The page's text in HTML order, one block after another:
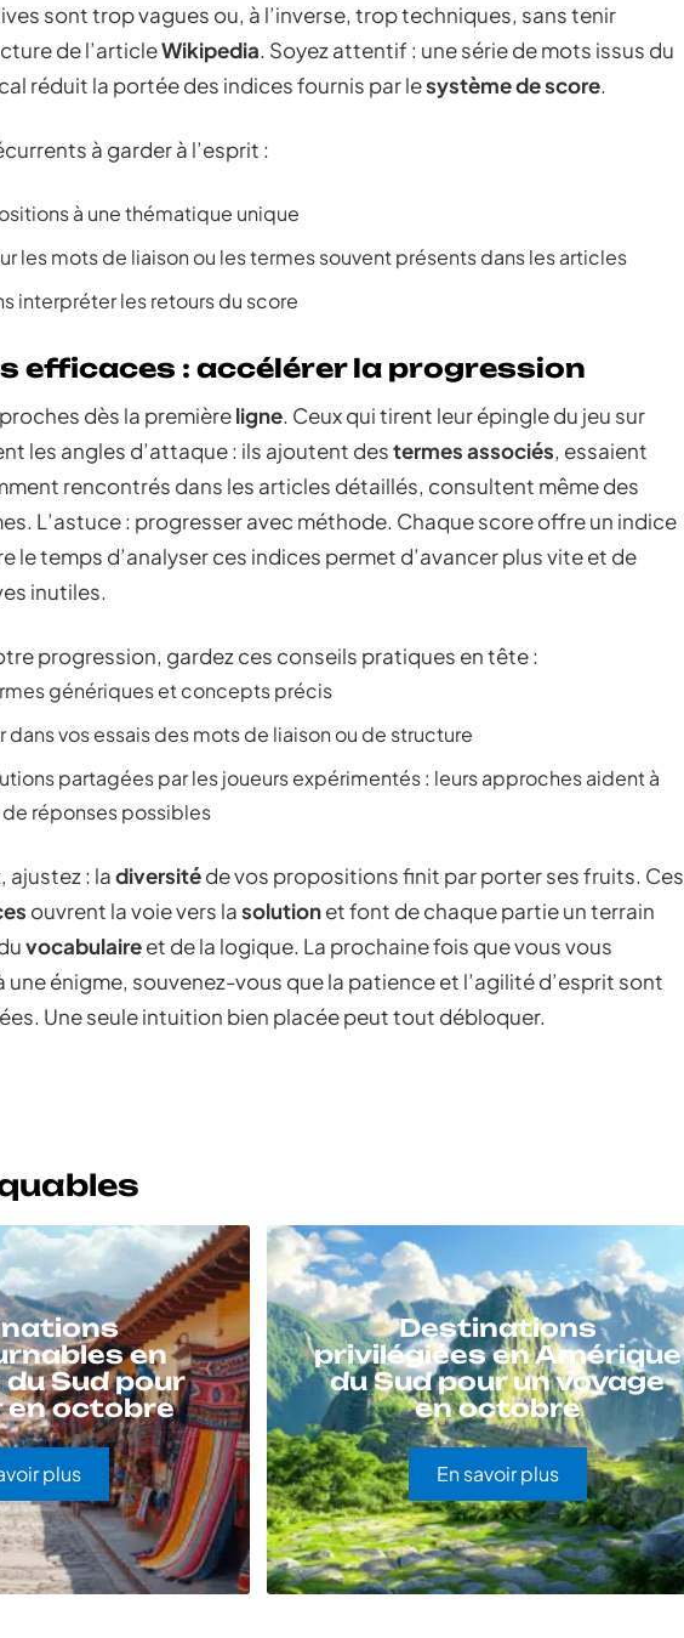
sont trop vagues ou, à l’inverse, trop techniques, sans tenir
de l’articleWikipedia. Soyez attentif : une série de mots issus du
réduit la portée des indices fournis par lesystème de score.
à garder à l’esprit :
à une thématique unique
les mots de liaison ou les termes souvent présents dans les articles
interpréter les retours du score
efficaces : accélérer la progression
dès la premièreligne. Ceux qui tirent leur épingle du jeu sur
les angles d’attaque : ils ajoutent destermes associés, essaient
rencontrés dans les articles détaillés, consultent même des
L’astuce : progresser avec méthode. Chaque score offre un indice
le temps d’analyser ces indices permet d’avancer plus vite et de
inutiles.
progression, gardez ces conseils pratiques en tête :
génériques et concepts précis
dans vos essais des mots de liaison ou de structure
partagées par les joueurs expérimentés : leurs approches aident à
réponses possibles
ajustez : ladiversitéde vos propositions finit par porter ses fruits. Ces
ouvrent la voie vers lasolutionet font de chaque partie un terrain
vocabulaireet de la logique. La prochaine fois que vous vous
une énigme, souvenez-vous que la patience et l’agilité d’esprit sont
Une seule intuition bien placée peut tout débloquer.
en
Sud pour
en octobre
plus
Destinations
privilégiées en Amérique
du Sud pour un voyage
en octobre
En savoir plus